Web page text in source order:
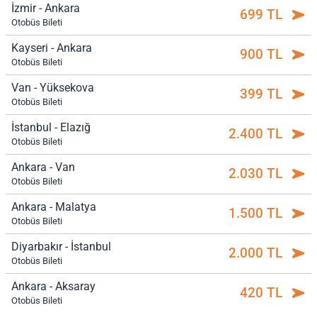
İzmir - Ankara
Otobüs Bileti 699 TL
Kayseri - Ankara
Otobüs Bileti 900 TL
Van - Yüksekova
Otobüs Bileti 399 TL
İstanbul - Elazığ
Otobüs Bileti 2.400 TL
Ankara - Van
Otobüs Bileti 2.030 TL
Ankara - Malatya
Otobüs Bileti 1.500 TL
Diyarbakır - İstanbul
Otobüs Bileti 2.000 TL
Ankara - Aksaray
Otobüs Bileti 420 TL